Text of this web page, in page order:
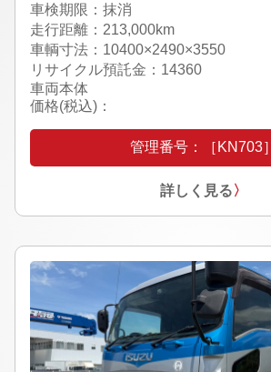
車検期限：抹消
走行距離：213,000km
車輌寸法：10400×2490×3550
リサイクル預託金：14360
車両本体
価格(税込)：
管理番号：［KN703］
詳しく見る〉